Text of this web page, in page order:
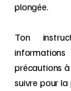
plongée.
Ton
précautions
suivre pour